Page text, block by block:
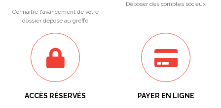
Connaitre l'avancement de votre
dossier déposé au greffe
Déposer des comptes sociaux
ACCÈS RÉSERVÉS PAYER EN LIGNE